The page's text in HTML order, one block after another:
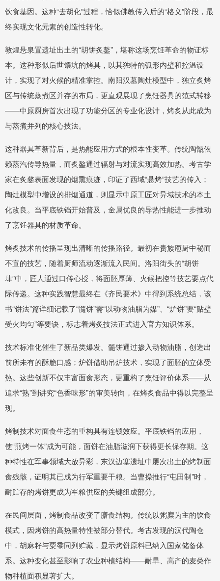
饮食基因。这种“去胡化”过程，恰似佛教传入后的“格义”阶段，最
终实现文化元素的创造性转化。
敦煌悬泉置遗址出土的“胡饼炙鏊”，堪称这场烹饪革命的物证标
本。这种形似后世馕坑的烤具，以其独特的弧形内壁和控温设
计，实现了对火候的精准掌控。南阳汉墓陶灶模型中，独立炙烤
区与传统蒸煮区并存的布局，更直观展现了烹饪器具的范式转移
——中原厨房首次出现了功能分区的专业化设计，烤炙从此成为
与蒸煮并列的核心技法。
这种器具革新背后，是热能应用方式的根本性变革。传统陶甑依
赖蒸汽传导热量，而炙鏊通过辐射与对流实现高效加热。考古学
家在炙鏊表面发现的烟熏痕迹，印证了西域“悬烤”技艺的传入；
陶灶模型中增设的排烟通道，则显示中原工匠对异域技术的本土
化改良。当平底铁铛开始普及，金属优良的导热性能进一步推动
了烹饪器具的材质革命。
烤炙技术的传播呈现出清晰的传播路径。最初在贵族庖厨中秘而
不宣的技艺，随着厨师流动逐渐流入民间。洛阳街头的“胡饼
肆”中，匠人通过口传心授，将面胚厚薄、火候把控等技艺要点代
际传递。这种实践智慧最终在《齐民要术》中得到系统总结，该
书“饼法”篇详细记载了“髓饼”需“以动物油脂为媒”、“炉饼”要“贴壁
受火均匀”等要诀，标志着烤炙技法正式进入官方知识体系。
技术标准化催生了新品类爆发。髓饼通过掺入动物油脂，创造出
前所未有的酥脆口感；炉饼借助吊炉技术，实现了面胚的立体受
热。这些创新不仅丰富面食形态，更重构了烹饪评价体系——从
追求“熟”到讲究“色香味形”的审美转向，在烤炙食品中得以完整呈
现。
烤制技术对面食生态的重构具有连锁效应。平底铁铛的应用，
使“煎烤一体”成为可能，面饼在油脂滋润下获得更长保存期。这
种特性在军事领域大放异彩，东汉边塞遗址中屡次出土的烤制面
食残骸，证明其已成为行军重要干粮。当曹操推行“屯田制”时，
耐贮存的烤饼更成为军粮供应的关键组成部分。
在民间层面，烤制食品改变了膳食结构。传统以粥糜为主的饮食
模式，因烤饼的高热量特性被部分替代。考古发现的汉代陶仓
中，胡麻籽与粟黍同列贮藏，显示烤饼原料已纳入国家储备体
系。这种变化甚至影响了农业种植结构——耐旱、高产的麦类作
物种植面积显著扩大。